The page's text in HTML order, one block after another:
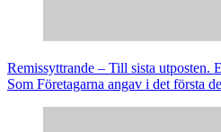
Remissyttrande – Till sista utposten.
Som Företagarna angav i det första